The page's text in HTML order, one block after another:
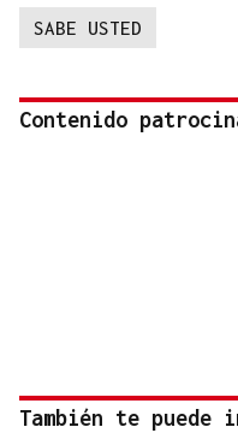
SABE USTED
Contenido
También te puede